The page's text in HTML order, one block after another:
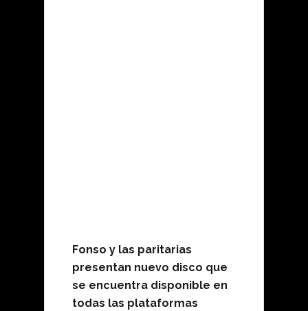
Fonso y las paritarias
presentan nuevo disco que
se encuentra disponible en
todas las plataformas